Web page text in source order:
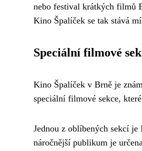
nebo festival krátkých filmů
Kino Špalíček se tak stává
Speciální filmové
Kino Špalíček v Brně je
speciální filmové sekce,
Jednou z oblíbených sekcí
náročnější publikum je